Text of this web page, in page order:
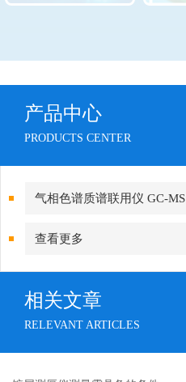
产品中心
PRODUCTS CENTER
气相色谱质谱联用仪 GC-MS
查看更多
相关文章
RELEVANT ARTICLES